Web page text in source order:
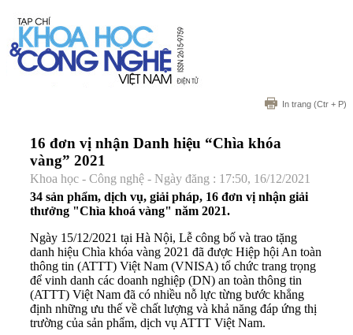
In trang (Ctr + P)
16 đơn vị nhận Danh hiệu “Chìa khóa
vàng” 2021
Khoa học - Công nghệ - Ngày đăng : 17:50, 16/12/2021
34 sản phẩm, dịch vụ, giải pháp, 16 đơn vị nhận giải
thưởng "Chìa khoá vàng" năm 2021.
Ngày 15/12/2021 tại Hà Nội, Lễ công bố và trao tặng
danh hiệu Chìa khóa vàng 2021 đã được Hiệp hội An toàn
thông tin (ATTT) Việt Nam (VNISA) tổ chức trang trọng
để vinh danh các doanh nghiệp (DN) an toàn thông tin
(ATTT) Việt Nam đã có nhiều nỗ lực từng bước khẳng
định những ưu thế về chất lượng và khả năng đáp ứng thị
trường của sản phẩm, dịch vụ ATTT Việt Nam.